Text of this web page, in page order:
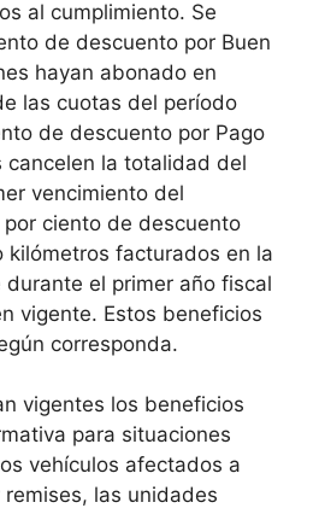
al cumplimiento. Se
de descuento por Buen
hayan abonado en
las cuotas del período
de descuento por Pago
cancelen la totalidad del
vencimiento del
ciento de descuento
kilómetros facturados en la
el primer año fiscal
vigente. Estos beneficios
corresponda.
vigentes los beneficios
para situaciones
vehículos afectados a
las unidades